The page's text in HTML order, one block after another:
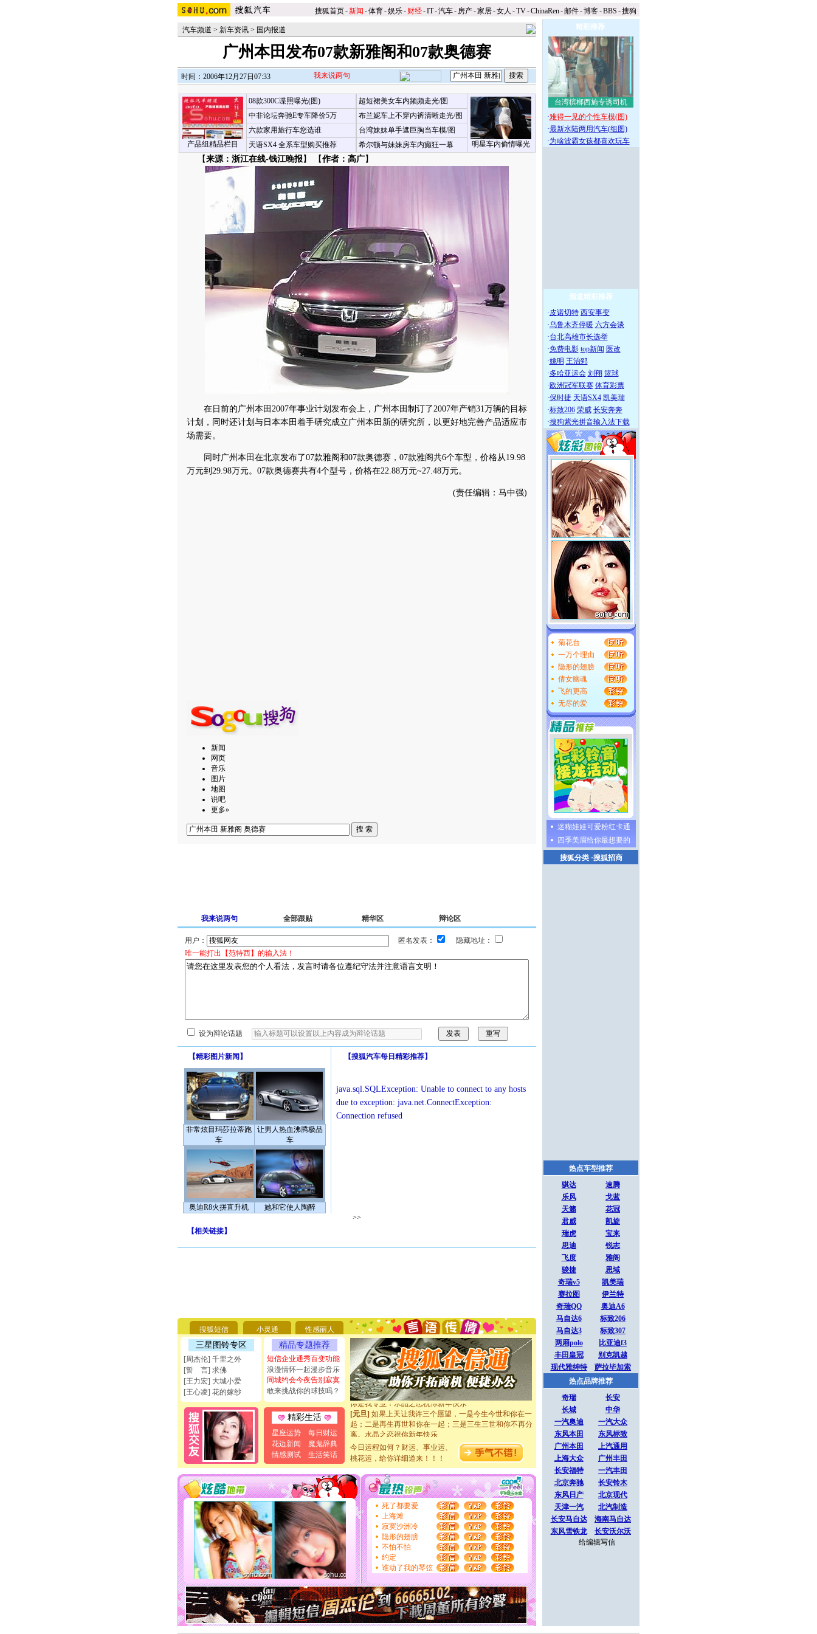
搜狐首页-新闻 -体育-娱乐- 财经-IT-汽车- 房产-家居-女人 -TV-ChinaRen-邮件-博客-BBS -搜狗
汽车频道 > 新车资讯 > 国内报道
广州本田发布07款新雅阁和07款奥德赛
时间：2006年12月27日07:33 我来说两句
产品组精品栏目
08款300C谍照曝光(图)
中非论坛奔驰E专车降价5万
六款家用旅行车您选谁
天语SX4 全系车型购买推荐
超短裙美女车内频频走光/图
明星车内偷情曝光
布兰妮车上不穿内裤清晰走光/图
台湾妹妹单手遮巨胸当车模/图
希尔顿与妹妹房车内癫狂一幕
【来源：浙江在线-钱江晚报】 【作者：高广】
在日前的广州本田2007年事业计划发布会上，广州本田制订了2007年产销31万辆的目标
计划，同时还计划与日本本田着手研究成立广州本田新的研究所，以更好地完善产品适应市
场需要。
同时广州本田在北京发布了07款雅阁和07款奥德赛，07款雅阁共6个车型，价格从19.98
万元到29.98万元。07款奥德赛共有4个型号，价格在22.88万元~27.48万元。
(责任编辑：马中强)
新闻
网页
音乐
图片
地图
说吧
更多»
我来说两句 全部跟贴 精华区 辩论区
用户： 匿名发表：
隐藏地址：
唯一能打出【范特西】的输入法！
设为辩论话题
【精彩图片新闻 】
非常炫目玛莎拉蒂跑
车
让男人热血沸腾极品
车
奥迪R8火拼直升机 她和它使人陶醉
【搜狐汽车每日精彩推荐】
java.sql.SQLException: Unable to connect to any hosts
due to exception: java.net.ConnectException:
Connection refused
>>
【相关链接】
搜狐短信 小灵通 性感丽人
三星图铃专区
[周杰伦] 千里之外
[誓 言] 求佛
[王力宏] 大城小爱
[王心凌] 花的嫁纱
精品专题推荐
短信企业通秀百变功能
浪漫情怀一起漫步音乐
同城约会今夜告别寂寞
敢来挑战你的球技吗？
精彩生活
星座运势
每日财运
花边新闻
魔鬼辞典
情感测试
生活笑话
[圣诞节]
不只这样的日子才会想起你,而是这样的日子才
能正大光明地骚扰你,告诉你,圣诞要快乐!新年要快乐!天
天都要快乐噢!
[圣诞节]奉上一颗祝福的心,在这个特别的日子里,愿幸福,
如意,快乐,鲜花,一切美好的祝愿与你同在.圣诞快乐!
[元旦]看到你我会触电；看不到你我要充电；没有你我会
断电。爱你是我职业，想你是我事业，抱你是我特长，吻
你是我专业！水晶之恋祝你新年快乐
[元旦]如果上天让我许三个愿望，一是今生今世和你在一
起；二是再生再世和你在一起；三是三生三世和你不再分
离。水晶之恋祝你新年快乐
[元旦]当我狠下心扭头离去那一刻，你在我身后无助地哭
泣，这痛楚让我明白我多么爱你。我转身抱住你：这猪不
卖了。水晶之恋祝你新年快乐。
[春节]风柔雨润好月圆，半岛铁盒伴身边，每日尽显开心
颜！冬去春来似水如烟，劳碌人生需尽欢！听一曲轻歌，
道一声平安！新年吉祥万事如愿
[春节]传说薰衣草有四片叶子：第一片叶子是信仰，第二
片叶子是希望，第三片叶子是爱情，第四片叶子是幸运。
送你一棵薰衣草，愿你新年快乐！
[圣诞节]
圣诞节到了，想想没什么送给你的，又不打算给
你太多，只有给你五千万：千万快乐！千万要健康！千万
要平安！千万要知足！千万不要忘记我！
[圣诞节]
不只这样的日子才会想起你,而是这样的日子才
能正大光明地骚扰你,告诉你,圣诞要快乐!新年要快乐!天
天都要快乐噢!
[圣诞节]奉上一颗祝福的心,在这个特别的日子里,愿幸福,
如意,快乐,鲜花,一切美好的祝愿与你同在.圣诞快乐!
[元旦]看到你我会触电；看不到你我要充电；没有你我会
断电。爱你是我职业，想你是我事业，抱你是我特长，吻
今日运程如何？财运、事业运、
桃花运，给你详细道来！！！
死了都要爱
上海滩
寂寞沙洲冷
隐形的翅膀
不怕不怕
约定
谁动了我的琴弦
精彩推荐
台湾槟榔西施专诱司机
·难得一见的个性车模(图)
·最新水陆两用汽车(组图)
·为啥波霸女孩都喜欢玩车
频道精彩推荐
·皮诺切特 西安事变
·乌鲁木齐停暖 六方会谈
·台北高雄市长选举
·免费电影 top新闻 医改
·姚明 王治郅
·多哈亚运会 刘翔 篮球
·欧洲冠军联赛 体育彩票
·保时捷 天语SX4 凯美瑞
·标致206 荣威 长安奔奔
·搜狗紫光拼音输入法下载
菊花台
一万个理由
隐形的翅膀
倩女幽魂
飞的更高
无尽的爱
迷糊娃娃可爱粉红卡通
四季美眉给你最想要的
搜狐分类·搜狐招商
热点车型推荐
骐达
速腾
乐风
戈蓝
天籁
花冠
君威
凯旋
瑞虎
宝来
思迪
锐志
飞度
雅阁
骏捷
思域
奇瑞v5
凯美瑞
赛拉图
伊兰特
奇瑞QQ
奥迪A6
马自达6
标致206
马自达3
标致307
两厢polo
比亚迪f3
丰田皇冠
别克凯越
现代雅绅特
萨拉毕加索
热点品牌推荐
奇瑞
长安
长城
中华
一汽奥迪
一汽大众
东风本田
东风标致
广州本田
上汽通用
上海大众
广州丰田
长安福特
一汽丰田
北京奔驰
长安铃木
东风日产
北京现代
天津一汽
北汽制造
长安马自达
海南马自达
东风雪铁龙
长安沃尔沃
给编辑写信